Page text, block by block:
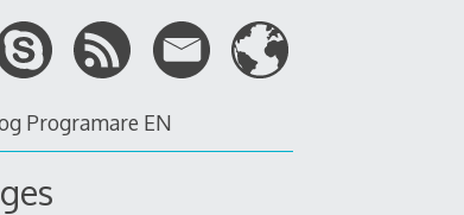
Programare EN